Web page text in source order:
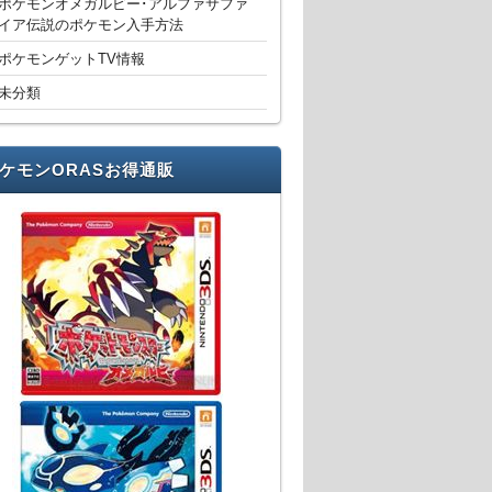
ケモンオメガルビー･アルファサファ
ア伝説のポケモン入手方法
ケモンゲットTV情報
分類
モンORASお得通販